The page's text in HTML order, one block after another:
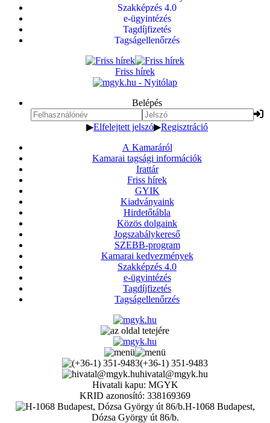
Szakképzés 4.0
e-ügyintézés
Tagdíjfizetés
Tagságellenőrzés
Friss hírek
Belépés
▶Elfelejtett jelszó▶Regisztráció
A Kamaráról
Kamarai tagsági információk
Irattár
Friss hírek
GYIK
Kiadványaink
Hirdetőtábla
Közös dolgaink
Jogszabálykereső
SZEBB-program
Kamarai kedvezmények
Szakképzés 4.0
e-ügyintézés
Tagdíjfizetés
Tagságellenőrzés
(+36-1) 351-9483
hivatal@mgyk.hu
Hivatali kapu: MGYK
KRID azonosító: 338169369
H-1068 Budapest,
Dózsa György út 86/b.